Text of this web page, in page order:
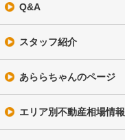
Q&A
スタッフ紹介
あららちゃんのページ
エリア別不動産相場情報